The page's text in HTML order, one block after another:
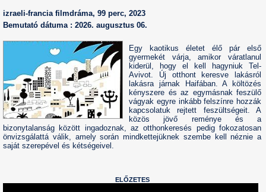
izraeli-francia filmdráma, 99 perc, 2023
Bemutató dátuma : 2026. augusztus 06.
Egy kaotikus életet élő pár első
gyermekét várja, amikor váratlanul
kiderül, hogy el kell hagyniuk Tel-
Avivot. Új otthont keresve lakásról
lakásra járnak Haifában. A költözés
kényszere és az egymásnak feszülő
vágyak egyre inkább felszínre hozzák
kapcsolatuk rejtett feszültségeit. A
közös jövő reménye és a
bizonytalanság között ingadoznak, az otthonkeresés pedig fokozatosan
önvizsgálattá válik, amely során mindkettejüknek szembe kell néznie a
saját szerepével és kétségeivel.
ELŐZETES